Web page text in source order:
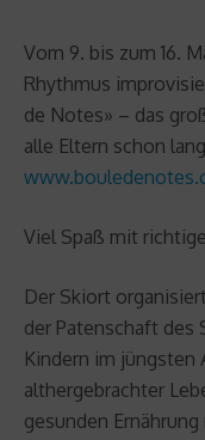
Vom 9. bis zum 16.
Rhythmus
de Notes» – das
alle Eltern schon
Viel Spaß mit
Der Skiort
der Patenschaft des
Kindern im jüngsten
althergebrachter
gesunden